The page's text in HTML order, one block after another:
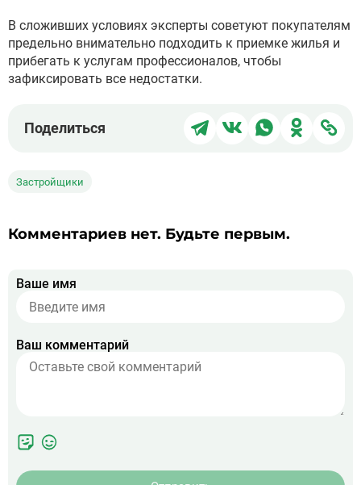
В сложивших условиях эксперты советуют покупателям
предельно внимательно подходить к приемке жилья и
прибегать к услугам профессионалов, чтобы
зафиксировать все недостатки.
Поделиться
Поделиться
Поделиться
в
Поделиться
Застройщики
Комментариев нет. Будьте первым.
Ваше имя
Ваш комментарий